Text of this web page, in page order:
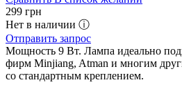
299 грн
Нет в наличии ⓘ
Отправить запрос
Мощность 9 Вт. Лампа идеально
фирм Minjiang, Atman и многим
со стандартным креплением.